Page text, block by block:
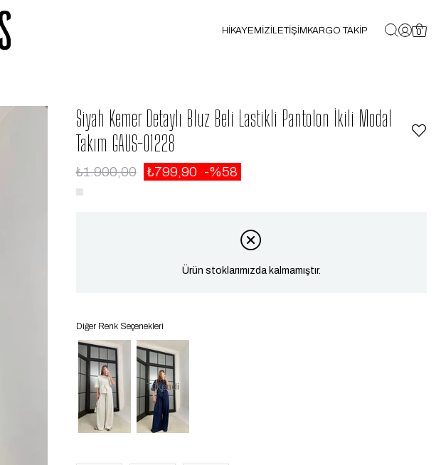
HİKAYEMİZİLETİŞİMKARGO TAKİP 0
Siyah Kemer Detaylı Bluz Beli Lastikli Pantolon İkili Modal
Takım GAUS-01228
₺1.900,00 ₺799,90 58
Ürün stoklarımızda kalmamıştır.
Diğer Renk Seçenekleri
Tükendi